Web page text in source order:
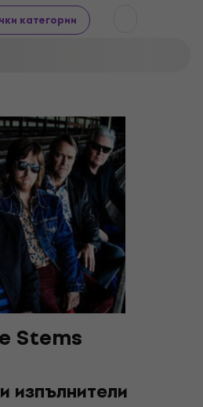
категории
Stems
изпълнители